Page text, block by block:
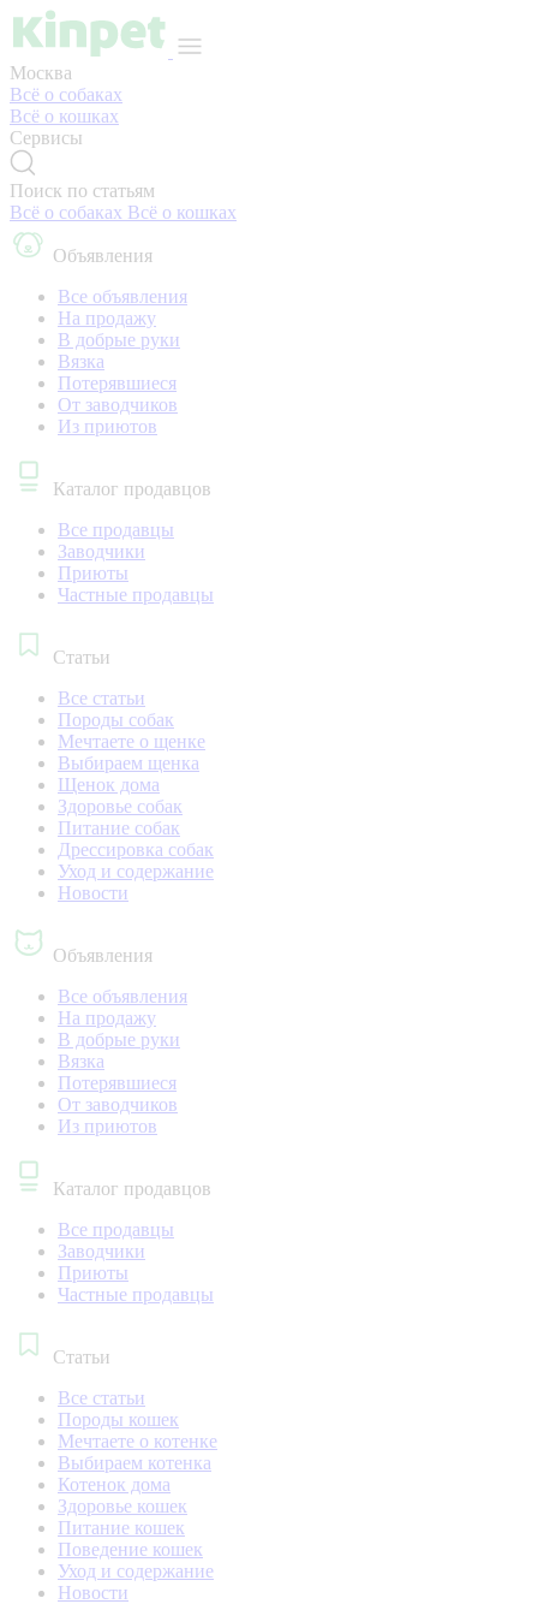
Москва
Всё о собаках
Всё о кошках
Сервисы
Поиск по статьям
Всё о собаках Всё о кошках
Объявления
Все объявления
На продажу
В добрые руки
Вязка
Потерявшиеся
От заводчиков
Из приютов
Каталог продавцов
Все продавцы
Заводчики
Приюты
Частные продавцы
Статьи
Все статьи
Породы собак
Мечтаете о щенке
Выбираем щенка
Щенок дома
Здоровье собак
Питание собак
Дрессировка собак
Уход и содержание
Новости
Объявления
Все объявления
На продажу
В добрые руки
Вязка
Потерявшиеся
От заводчиков
Из приютов
Каталог продавцов
Все продавцы
Заводчики
Приюты
Частные продавцы
Статьи
Все статьи
Породы кошек
Мечтаете о котенке
Выбираем котенка
Котенок дома
Здоровье кошек
Питание кошек
Поведение кошек
Уход и содержание
Новости